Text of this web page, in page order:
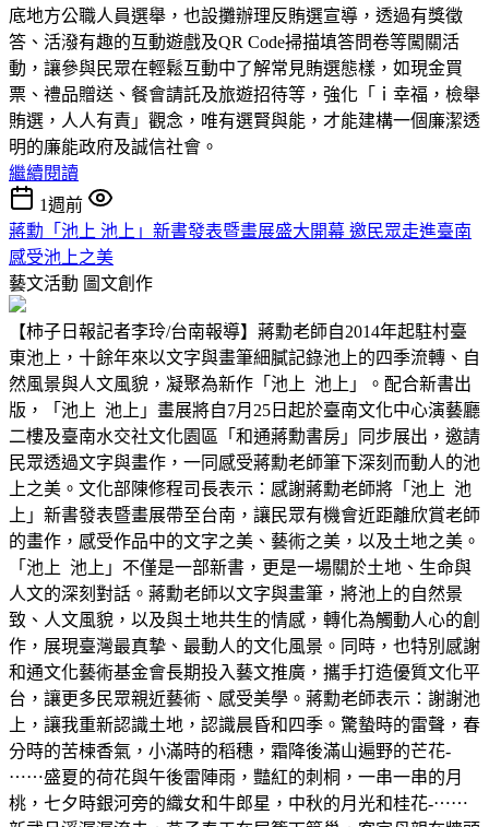
底地方公職人員選舉，也設攤辦理反賄選宣導，透過有獎徵
答、活潑有趣的互動遊戲及QR Code掃描填答問卷等闖關活
動，讓參與民眾在輕鬆互動中了解常見賄選態樣，如現金買
票、禮品贈送、餐會請託及旅遊招待等，強化「ｉ幸福，檢舉
賄選，人人有責」觀念，唯有選賢與能，才能建構一個廉潔透
明的廉能政府及誠信社會。
繼續閱讀
1週前
蔣勳「池上 池上」新書發表暨畫展盛大開幕 邀民眾走進臺南
感受池上之美
藝文活動 圖文創作
【柿子日報記者李玲/台南報導】蔣勳老師自2014年起駐村臺
東池上，十餘年來以文字與畫筆細膩記錄池上的四季流轉、自
然風景與人文風貌，凝聚為新作「池上 池上」。配合新書出
版，「池上 池上」畫展將自7月25日起於臺南文化中心演藝廳
二樓及臺南水交社文化園區「和通蔣勳書房」同步展出，邀請
民眾透過文字與畫作，一同感受蔣勳老師筆下深刻而動人的池
上之美。文化部陳修程司長表示：感謝蔣勳老師將「池上 池
上」新書發表暨畫展帶至台南，讓民眾有機會近距離欣賞老師
的畫作，感受作品中的文字之美、藝術之美，以及土地之美。
「池上 池上」不僅是一部新書，更是一場關於土地、生命與
人文的深刻對話。蔣勳老師以文字與畫筆，將池上的自然景
致、人文風貌，以及與土地共生的情感，轉化為觸動人心的創
作，展現臺灣最真摯、最動人的文化風景。同時，也特別感謝
和通文化藝術基金會長期投入藝文推廣，攜手打造優質文化平
台，讓更多民眾親近藝術、感受美學。蔣勳老師表示：謝謝池
上，讓我重新認識土地，認識晨昏和四季。驚蟄時的雷聲，春
分時的苦楝香氣，小滿時的稻穗，霜降後滿山遍野的芒花-
⋯⋯盛夏的荷花與午後雷陣雨，豔紅的刺桐，一串一串的月
桃，七夕時銀河旁的織女和牛郎星，中秋的月光和桂花-⋯⋯